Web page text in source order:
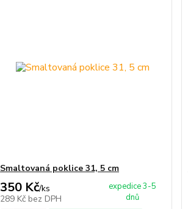
Smaltovaná poklice 31, 5 cm
350 Kč/ks
289 Kč bez DPH
expedice 3-5
dnů